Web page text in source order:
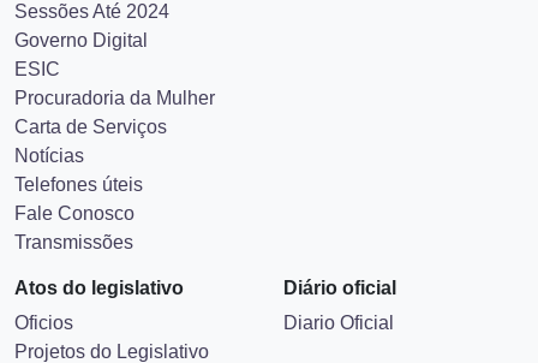
Sessões Até 2024
Governo Digital
ESIC
Procuradoria da Mulher
Carta de Serviços
Notícias
Telefones úteis
Fale Conosco
Transmissões
Atos do legislativo
Oficios
Projetos do Legislativo
Diário oficial
Diario Oficial